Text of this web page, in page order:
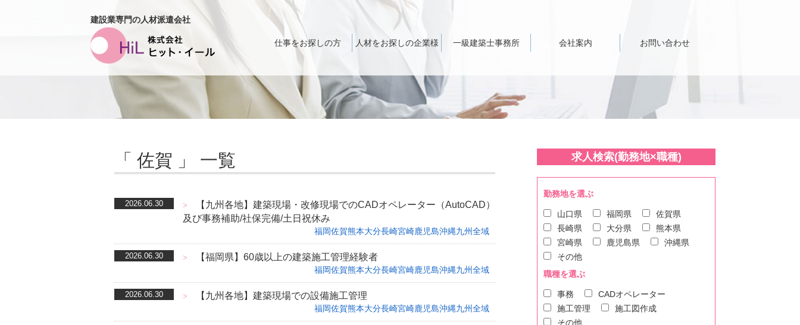
建設業専門の人材派遣会社
仕事をお探しの方 人材をお探しの企業様 一級建築士事務所 会社案内 お問い合わせ
「 佐賀 」 一覧
2026.06.30 >
【九州各地】建築現場・改修現場でのCADオペレーター（AutoCAD）
及び事務補助/社保完備/土日祝休み
福岡佐賀熊本大分長崎宮崎鹿児島沖縄九州全域
2026.06.30 > 【福岡県】60歳以上の建築施工管理経験者
福岡佐賀熊本大分長崎宮崎鹿児島沖縄九州全域
2026.06.30 > 【九州各地】建築現場での設備施工管理
福岡佐賀熊本大分長崎宮崎鹿児島沖縄九州全域
求人検索(勤務地×職種)
勤務地を選ぶ
山口県 福岡県
佐賀県
長崎県
大分県
熊本県
宮崎県
鹿児島県
沖縄県
その他
職種を選ぶ
事務
CADオペレーター
施工管理
施工図作成
その他